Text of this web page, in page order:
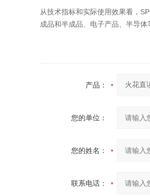
从技术指标和实际使用效果看，
成品和半成品、电子产品、半导体
产品：
您的单位：
您的姓名：
联系电话：